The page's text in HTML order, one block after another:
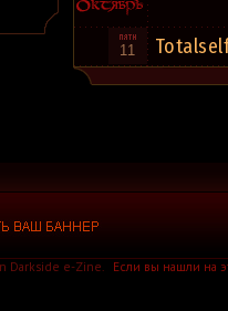
11
Darkside e-Zine. Если вы нашли на